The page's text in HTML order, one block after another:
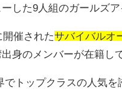
した9 人組のガールズ
開催されたサバイバルオ
身のメンバーが在籍し
でトップクラスの人気